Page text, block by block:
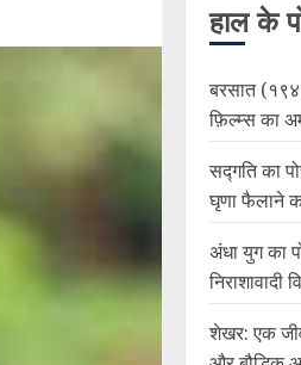
हाल के
बरसात
फ़िल्म्स का
सद्गति का
घृणा फैलाने
अंधा युग का
निराशावादी
शेखर: एक